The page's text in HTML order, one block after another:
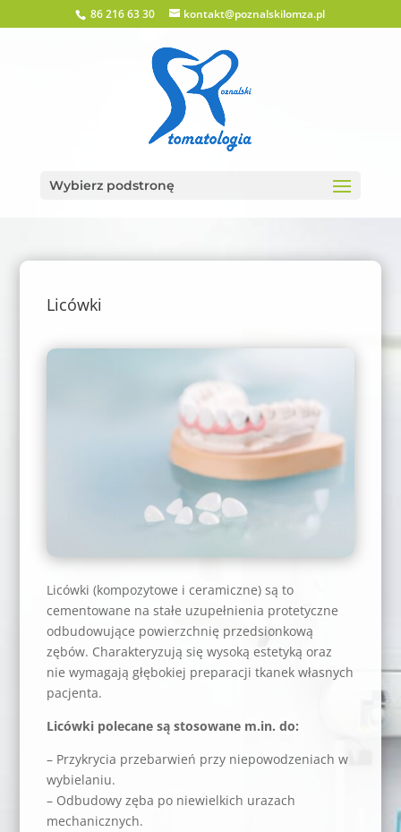
86 216 63 30 kontakt@poznalskilomza.pl
Wybierz podstronę
Licówki
Licówki (kompozytowe i ceramiczne) są to
cementowane na stałe uzupełnienia protetyczne
odbudowujące powierzchnię przedsionkową
zębów. Charakteryzują się wysoką estetyką oraz
nie wymagają głębokiej preparacji tkanek własnych
pacjenta.
Licówki polecane są stosowane m.in. do:
– Przykrycia przebarwień przy niepowodzeniach w
wybielaniu.
– Odbudowy zęba po niewielkich urazach
mechanicznych.